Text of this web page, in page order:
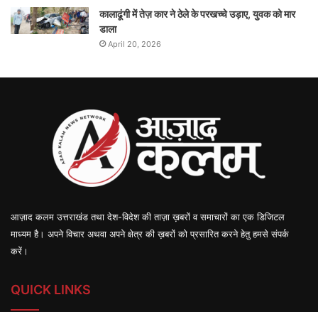
कालाढूंगी में तेज़ कार ने ठेले के परखच्चे उड़ाए, युवक को मार
डाला
April 20, 2026
आज़ाद कलम उत्तराखंड तथा देश-विदेश की ताज़ा ख़बरों व समाचारों का एक डिजिटल
माध्यम है। अपने विचार अथवा अपने क्षेत्र की ख़बरों को प्रसारित करने हेतु हमसे संपर्क
करें।
QUICK LINKS